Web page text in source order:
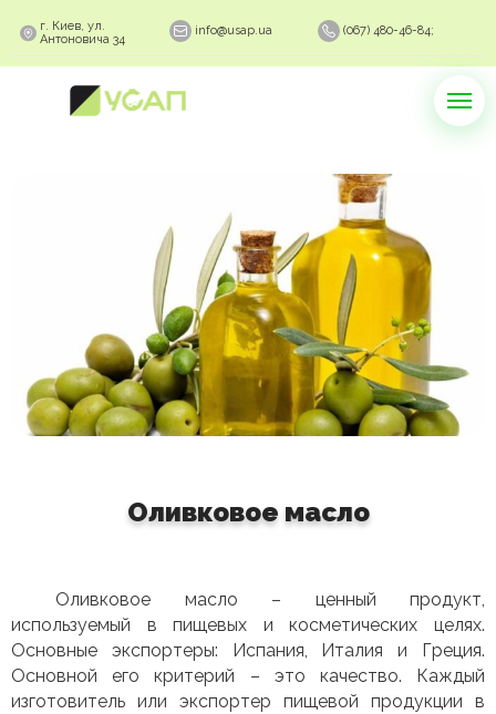
г. Киев, ул.
Антоновича 34
info@usap.ua (067) 480-46-84;
Оливковое масло
Оливковое масло – ценный продукт,
используемый в пищевых и косметических целях.
Основные экспортеры: Испания, Италия и Греция.
Основной его критерий – это качество. Каждый
изготовитель или экспортер пищевой продукции в